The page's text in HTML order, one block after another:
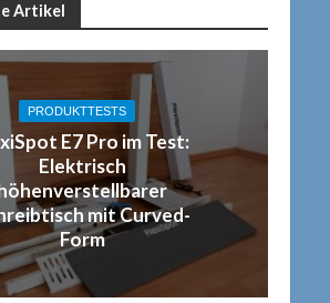
Artikel
PRODUKTTESTS
E7 Pro im Test:
Elektrisch
mit Curved-
Form